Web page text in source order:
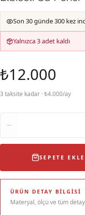
Son 30 günde 300 kez
Yalnızca 3 adet kaldı
₺12.000
3 taksite kadar · ₺4.000/ay
SEPETE EKLE
ÜRÜN DETAY BILGISI
Materyal, ölçü ve tüm